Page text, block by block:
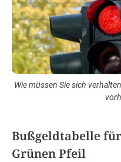
Wie müssen Sie sich
Bußgeldtabelle
Grünen Pfeil